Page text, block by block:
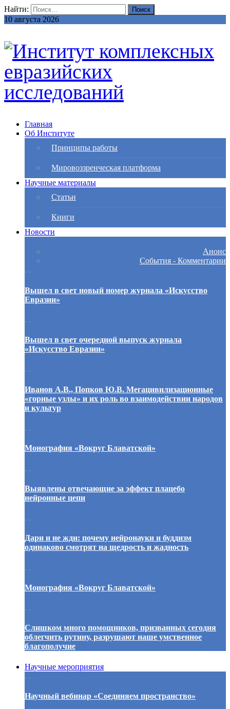
Найти:
10 августа 2026
Главная
Об Институте
Принципы работы
Мировоззренческая платформа
Научные материалы
Статьи
Книги
Новости
Анонс
События - Комментарии
. .
Вышел в свет новый номер журнала «Искусство
Евразии»
. .
Вышел в свет очередной выпуск журнала
«Искусство Евразии»
. .
Иванов А.В., Попков Ю.В. Мегацивилизационные
«горные узлы» и их роль во взаимодействии народов
и культур
. .
Монография «Вокруг Блаватской»
. .
Выявлены отвечающие за эффект плацебо
нейронные цепи
. .
Дари и не жди: почему нейронауки и буддизм
одинаково смотрят на щедрость и жадность
. .
Монография «Вокруг Блаватской»
. .
Слишком много помощников, призванных сегодня
облегчить рутину, разрушают наше умственное
благополучие
Научные мероприятия
. .
Научный вебинар «Соединяем пространство»